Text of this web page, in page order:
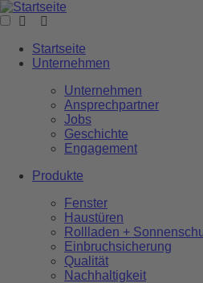
Startseite
Unternehmen
Unternehmen
Ansprechpartner
Jobs
Geschichte
Engagement
Produkte
Fenster
Haustüren
Rollladen +
Einbruchsicherung
Qualität
Nachhaltigkeit